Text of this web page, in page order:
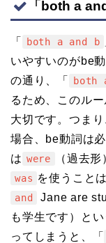
「both a
「 both a and b
いやすいのがbe
の通り、「
both
るため、このル
大切です。つまり
場合、be動詞は
は were （過去
was を使うこと
and
Jane are
も学生です）と
ってしまうと、「